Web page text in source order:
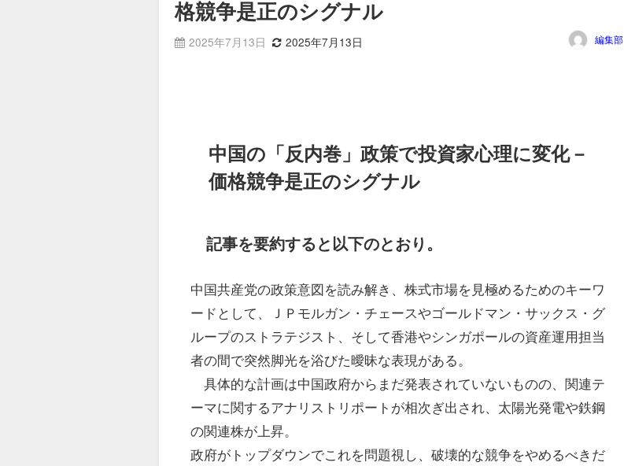
格競争是正のシグナル
2025年7月13日 2025年7月13日 編集部
中国の「反内巻」政策で投資家心理に変化－
価格競争是正のシグナル
記事を要約すると以下のとおり。
中国共産党の政策意図を読み解き、株式市場を見極めるためのキーワ
ードとして、ＪＰモルガン・チェースやゴールドマン・サックス・グ
ループのストラテジスト、そして香港やシンガポールの資産運用担当
者の間で突然脚光を浴びた曖昧な表現がある。
具体的な計画は中国政府からまだ発表されていないものの、関連テ
ーマに関するアナリストリポートが相次ぎ出され、太陽光発電や鉄鋼
の関連株が上昇。
政府がトップダウンでこれを問題視し、破壊的な競争をやめるべきだ